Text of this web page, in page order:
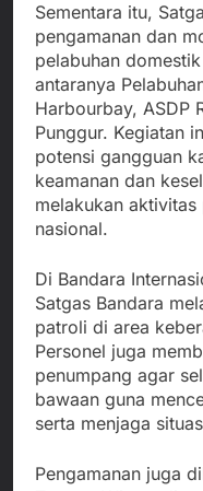
Sementara itu,
pengamanan dan
pelabuhan
antaranya
Harbourbay, ASDP
Punggur. Kegiatan
potensi gangguan
keamanan dan
melakukan
nasional.
Di Bandara
Satgas Bandara
patroli di area
Personel juga
penumpang agar
bawaan guna
serta menjaga
Pengamanan juga